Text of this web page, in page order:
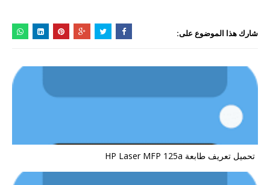
شارك هذا الموضوع على:
تحميل تعريف طابعة HP Laser MFP 125a